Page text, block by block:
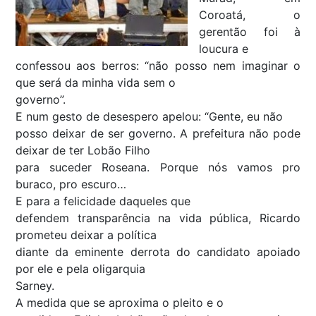
Coroatá, o
gerentão foi à
loucura e
confessou aos berros: “não posso nem imaginar o
que será da minha vida sem o
governo”.
E num gesto de desespero apelou: “Gente, eu não
posso deixar de ser governo. A prefeitura não pode
deixar de ter Lobão Filho
para suceder Roseana. Porque nós vamos pro
buraco, pro escuro…
E para a felicidade daqueles que
defendem transparência na vida pública, Ricardo
prometeu deixar a política
diante da eminente derrota do candidato apoiado
por ele e pela oligarquia
Sarney.
A medida que se aproxima o pleito e o